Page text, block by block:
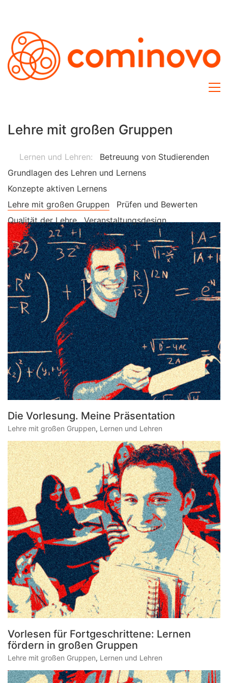
Lehre mit großen Gruppen
Lernen und Lehren:
Betreuung von Studierenden
Grundlagen des Lehren und Lernens
Konzepte aktiven Lernens
Lehre mit großen Gruppen
Prüfen und Bewerten
Qualität der Lehre
Veranstaltungsdesign
Die Vorlesung. Meine Präsentation
Lehre mit großen Gruppen, Lernen und Lehren
Vorlesen für Fortgeschrittene: Lernen
fördern in großen Gruppen
Lehre mit großen Gruppen, Lernen und Lehren